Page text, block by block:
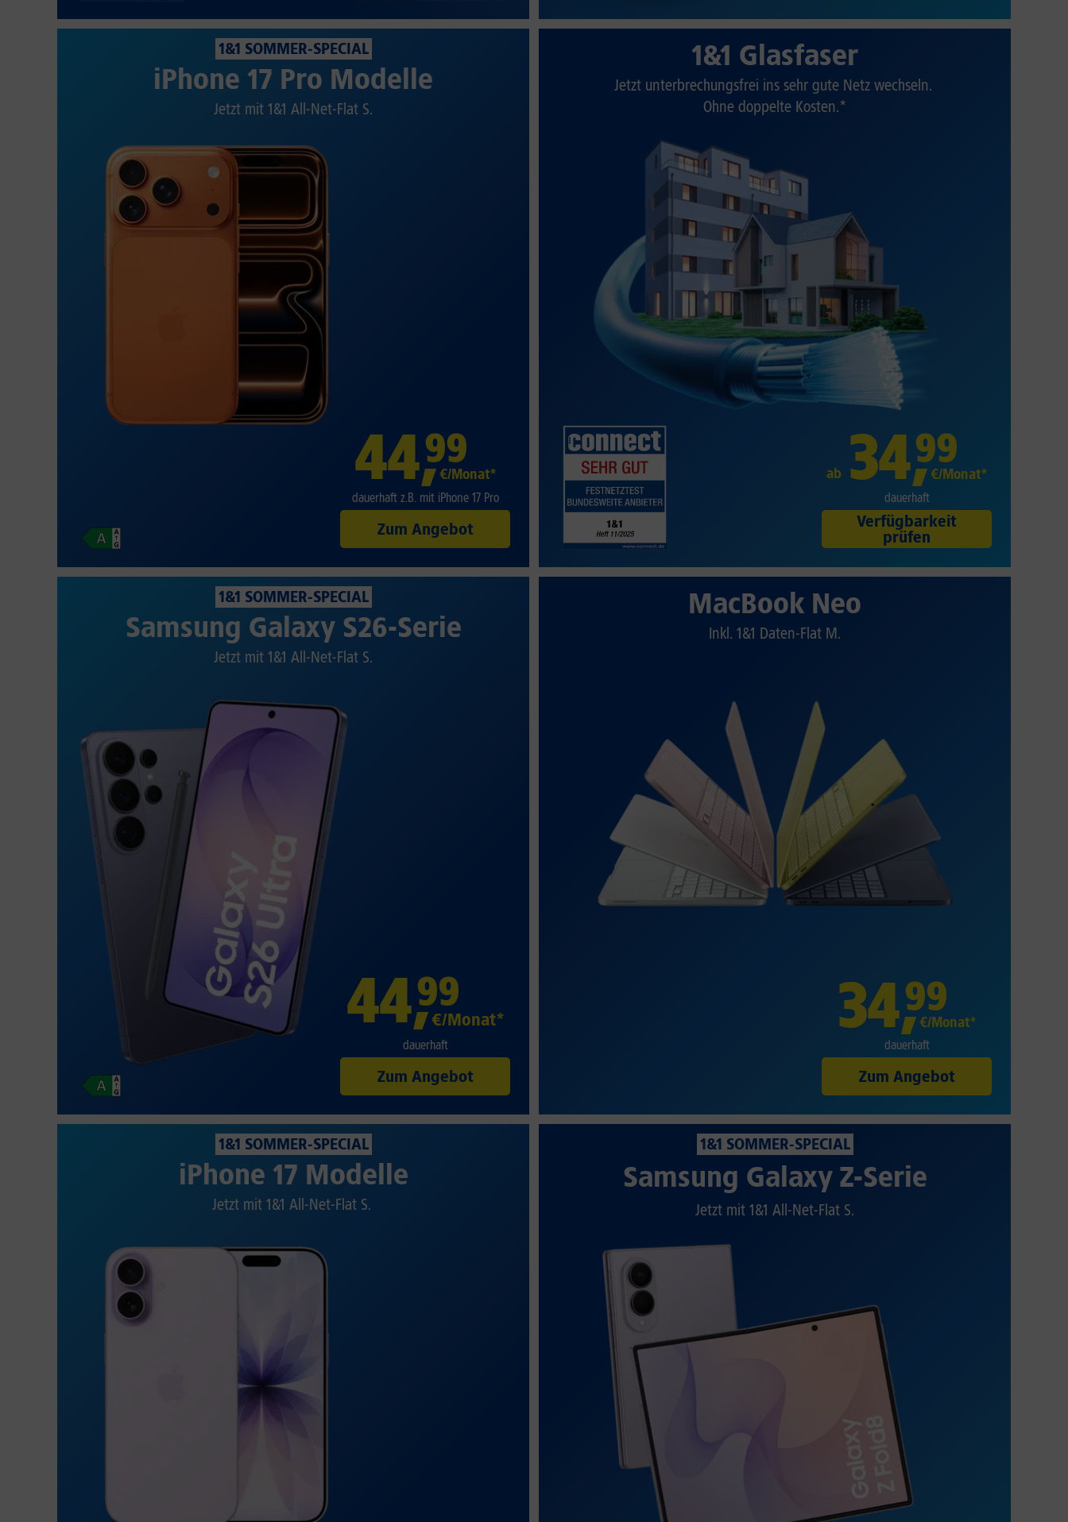
1&1 SOMMER-SPECIAL
iPhone 17 Pro Modelle
Jetzt mit 1&1 All-Net-Flat S.
44,99
€/Monat*
dauerhaft z.B. mit iPhone 17 Pro
Zum Angebot
1&1 Glasfaser
Jetzt unterbrechungsfrei ins sehr gute Netz wechseln.
Ohne doppelte Kosten.*
ab 34,99
€/Monat*
dauerhaft
Verfügbarkeit
prüfen
1&1 SOMMER-SPECIAL
Samsung Galaxy S26-Serie
Jetzt mit 1&1 All-Net-Flat S.
44,99
€/Monat*
dauerhaft
Zum Angebot
MacBook Neo
Inkl. 1&1 Daten-Flat M.
34,99
€/Monat*
dauerhaft
Zum Angebot
1&1 SOMMER-SPECIAL
iPhone 17 Modelle
Jetzt mit 1&1 All-Net-Flat S.
1&1 SOMMER-SPECIAL
Samsung Galaxy Z-Serie
Jetzt mit 1&1 All-Net-Flat S.